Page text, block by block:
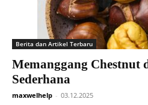
Berita dan Artikel Terbaru
Memanggang Chestnut
Sederhana
maxwelhelp - 03.12.2025